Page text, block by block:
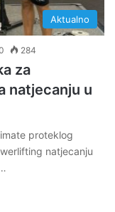
Aktualno
284
za
natjecanju u
proteklog
natjecanju